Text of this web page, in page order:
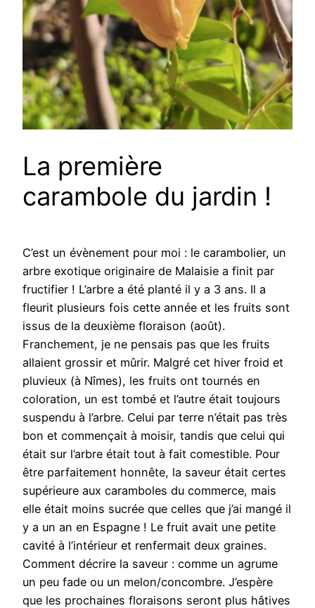
La première
carambole du jardin !
C’est un évènement pour moi : le carambolier, un
arbre exotique originaire de Malaisie a finit par
fructifier ! L’arbre a été planté il y a 3 ans. Il a
fleurit plusieurs fois cette année et les fruits sont
issus de la deuxième floraison (août).
Franchement, je ne pensais pas que les fruits
allaient grossir et mûrir. Malgré cet hiver froid et
pluvieux (à Nîmes), les fruits ont tournés en
coloration, un est tombé et l’autre était toujours
suspendu à l’arbre. Celui par terre n’était pas très
bon et commençait à moisir, tandis que celui qui
était sur l’arbre était tout à fait comestible. Pour
être parfaitement honnête, la saveur était certes
supérieure aux caramboles du commerce, mais
elle était moins sucrée que celles que j’ai mangé il
y a un an en Espagne ! Le fruit avait une petite
cavité à l’intérieur et renfermait deux graines.
Comment décrire la saveur : comme un agrume
un peu fade ou un melon/concombre. J’espère
que les prochaines floraisons seront plus hâtives